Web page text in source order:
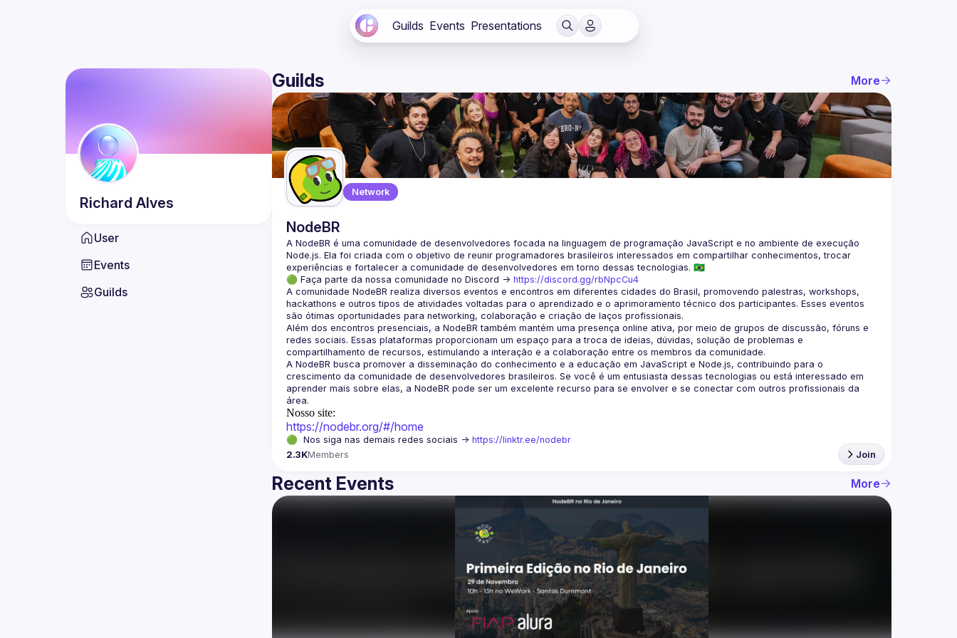
Guilds Events Presentations
Richard Alves
User
Events
Guilds
Guilds More
Network
NodeBR
A NodeBR é uma comunidade de desenvolvedores focada na linguagem de programação JavaScript e no ambiente de execução
Node.js. Ela foi criada com o objetivo de reunir programadores brasileiros interessados em compartilhar conhecimentos, trocar
🟢 Faça parte da nossa comunidade no Discord -> https://discord.gg/rbNpcCu4
A comunidade NodeBR realiza diversos eventos e encontros em diferentes cidades do Brasil, promovendo palestras, workshops,
hackathons e outros tipos de atividades voltadas para o aprendizado e o aprimoramento técnico dos participantes. Esses eventos
Além dos encontros presenciais, a NodeBR também mantém uma presença online ativa, por meio de grupos de discussão, fóruns e
redes sociais. Essas plataformas proporcionam um espaço para a troca de ideias, dúvidas, solução de problemas e
A NodeBR busca promover a disseminação do conhecimento e a educação em JavaScript e Node.js, contribuindo para o
crescimento da comunidade de desenvolvedores brasileiros. Se você é um entusiasta dessas tecnologias ou está interessado em
aprender mais sobre elas, a NodeBR pode ser um excelente recurso para se envolver e se conectar com outros profissionais da
Nosso site:
https://nodebr.org/#/home
🟢  Nos siga nas demais redes sociais -> https://linktr.ee/nodebr
2.3KMembers Join
Recent Events More